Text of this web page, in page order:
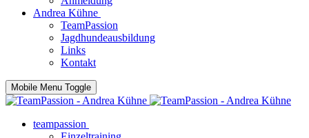
Andrea Kühne
TeamPassion
Jagdhundeausbildung
Links
Kontakt
Mobile Menu Toggle
teampassion